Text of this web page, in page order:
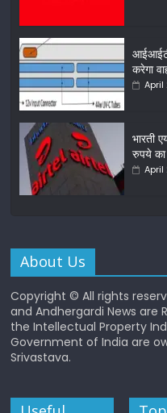
करेगा
April
भारती
रुपये का
April
About Us
Copyright © All rights
and Andhergardi News are
the Intellectual Property
Government of India are
Srivastava.